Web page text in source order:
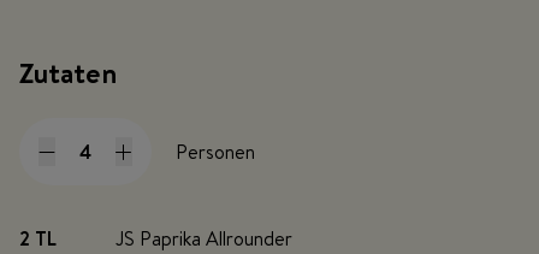
Zutaten
Personen
2 TL
JS Paprika Allrounder